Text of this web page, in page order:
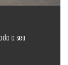
o seu